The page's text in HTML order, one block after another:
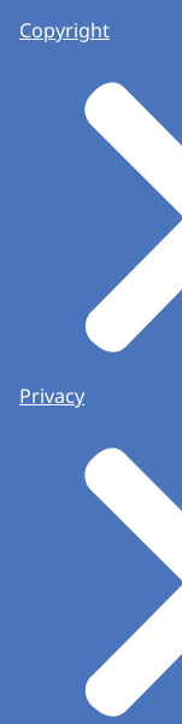
Copyright
Privacy